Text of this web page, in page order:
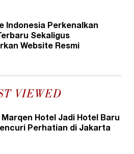
Indonesia Perkenalkan
Sekaligus
Website Resmi
VIEWED
Marqen Hotel Jadi Hotel Baru
Perhatian di Jakarta